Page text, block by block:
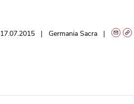
17.07.2015 Germania Sacra